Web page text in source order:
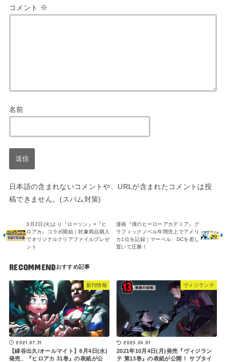
コメント ※
名前
日本語の含まれないコメントや、URLが含まれたコメントは投
稿できません。(スパム対策)
漫画『僕のヒーローアカデミア』グ
ラフィックノベル年間売上でアメリ
カ1位を記録｜マーベル、DCを差し
置いて圧勝！
3月2日(火)より『ローソン』×『ヒ
ロアカ』コラボ開始｜対象商品購入
でオリジナルクリアファイルプレゼ
ント
RECOMMEND
新刊情報
2021.07.31
【緑谷出久/オールマイト】8月4日(水)
発売、『ヒロアカ 31巻』の表紙が公
ヴィジランテ
2025.04.01
2021年10月4日(月)発売『ヴィジラン
テ 第13巻』の表紙が公開！ サブタイ